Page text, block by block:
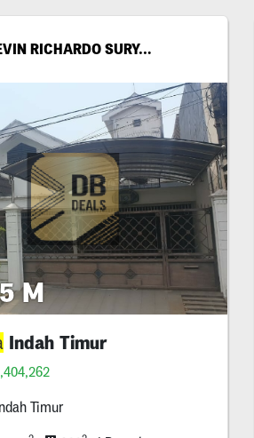
KEVIN RICHARDO SURYADI PUTRA
M
Indah Timur
Timur